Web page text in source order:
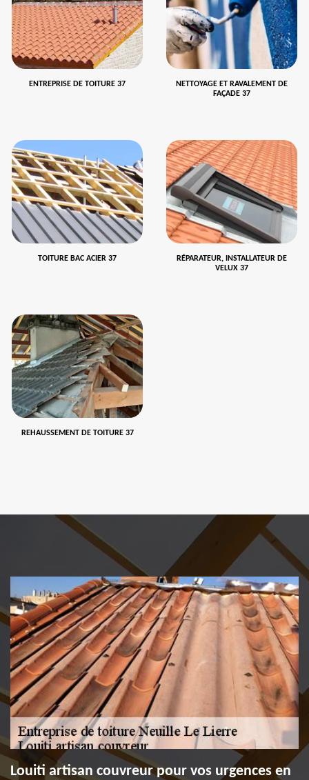
ENTREPRISE DE TOITURE 37
NETTOYAGE ET RAVALEMENT DE
FAÇADE 37
TOITURE BAC ACIER 37
RÉPARATEUR, INSTALLATEUR DE
VELUX 37
REHAUSSEMENT DE TOITURE 37
Louiti artisan couvreur pour vos urgences en